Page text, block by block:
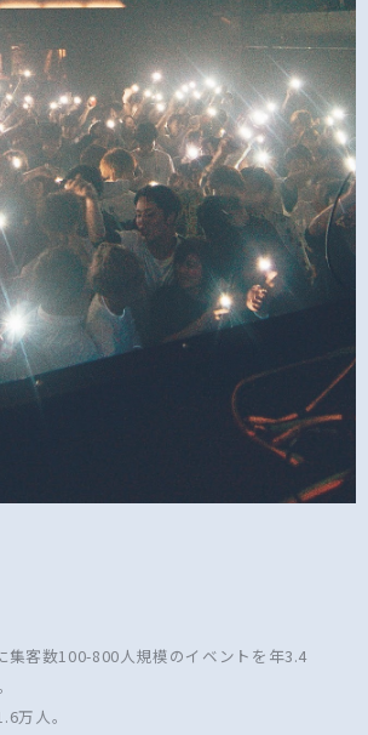
集客数100-800人規模のイベントを年3.4
万人。